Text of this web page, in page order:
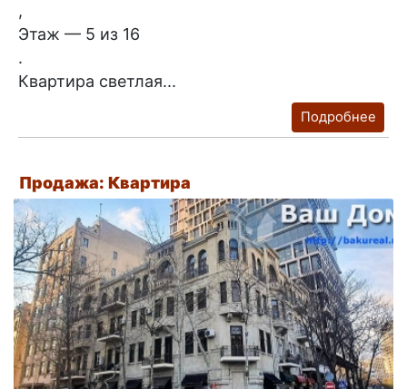
,
Этаж — 5 из 16
.
Квартира светлая...
Подробнее
Продажа: Квартира